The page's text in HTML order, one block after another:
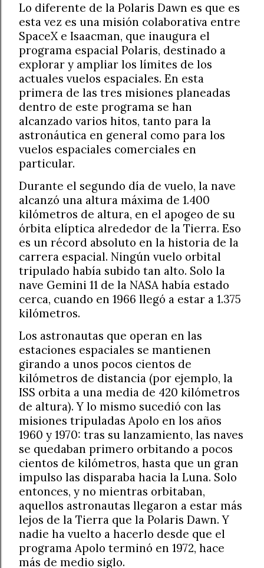
Lo diferente de la Polaris Dawn es que es
esta vez es una misión colaborativa entre
SpaceX e Isaacman, que inaugura el
programa espacial Polaris, destinado a
explorar y ampliar los límites de los
actuales vuelos espaciales. En esta
primera de las tres misiones planeadas
dentro de este programa se han
alcanzado varios hitos, tanto para la
astronáutica en general como para los
vuelos espaciales comerciales en
particular.
Durante el segundo día de vuelo, la nave
alcanzó una altura máxima de 1.400
kilómetros de altura, en el apogeo de su
órbita elíptica alrededor de la Tierra. Eso
es un récord absoluto en la historia de la
carrera espacial. Ningún vuelo orbital
tripulado había subido tan alto. Solo la
nave Gemini 11 de la NASA había estado
cerca, cuando en 1966 llegó a estar a 1.375
kilómetros.
Los astronautas que operan en las
estaciones espaciales se mantienen
girando a unos pocos cientos de
kilómetros de distancia (por ejemplo, la
ISS orbita a una media de 420 kilómetros
de altura). Y lo mismo sucedió con las
misiones tripuladas Apolo en los años
1960 y 1970: tras su lanzamiento, las naves
se quedaban primero orbitando a pocos
cientos de kilómetros, hasta que un gran
impulso las disparaba hacia la Luna. Solo
entonces, y no mientras orbitaban,
aquellos astronautas llegaron a estar más
lejos de la Tierra que la Polaris Dawn. Y
nadie ha vuelto a hacerlo desde que el
programa Apolo terminó en 1972, hace
más de medio siglo.